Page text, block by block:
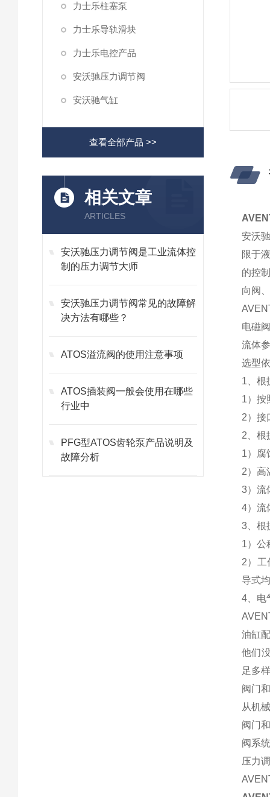
力士乐柱塞泵
力士乐导轨滑块
力士乐电控产品
安沃驰压力调节阀
安沃驰气缸
查看全部产品 >>
相关文章
ARTICLES
安沃驰压力调节阀是工业流体控
制的压力调节大师
安沃驰压力调节阀常见的故障解
决方法有哪些？
ATOS溢流阀的使用注意事项
ATOS插装阀一般会使用在哪些
行业中
PFG型ATOS齿轮泵产品说明及
故障分析
安沃
限于
的控
向阀
电磁
流体
选型
1、根
1）按
2）接
2、根
1）腐
2）高
3）流
4）流
3、根
1）公
2）工
导式
4、电
油缸
他们
足多
阀门
从机
阀门
阀系
压力